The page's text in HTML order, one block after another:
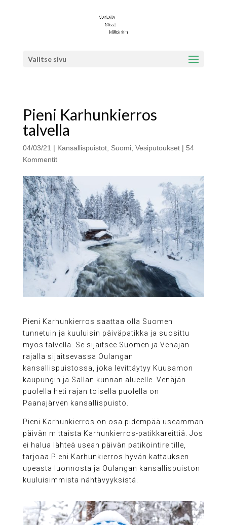
Valitse sivu
Pieni Karhunkierros
talvella
04/03/21 | Kansallispuistot, Suomi, Vesiputoukset| 54
Kommentit
Pieni Karhunkierros saattaa olla Suomen
tunnetuin ja kuuluisin päiväpatikka ja suosittu
myös talvella. Se sijaitsee Suomen ja Venäjän
rajalla sijaitsevassa Oulangan
kansallispuistossa, joka levittäytyy Kuusamon
kaupungin ja Sallan kunnan alueelle. Venäjän
puolella heti rajan toisella puolella on
Paanajärven kansallispuisto.
Pieni Karhunkierros on osa pidempää useamman
päivän mittaista Karhunkierros-patikkareittiä. Jos
ei halua lähteä usean päivän patikointireitille,
tarjoaa Pieni Karhunkierros hyvän kattauksen
upeasta luonnosta ja Oulangan kansallispuiston
kuuluisimmista nähtävyyksistä.